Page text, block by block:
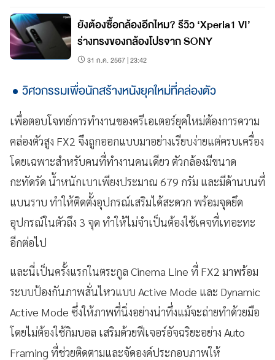
ยังต้องซื้อกล้องอีกไหม? รีวิว ‘Xperia1 VI’
ร่างทรงของกล้องโปรจาก SONY
31 ก.ค. 2567 | 23:42
วิศวกรรมเพื่อนักสร้างหนังยุคใหม่ที่คล่องตัว
เพื่อตอบโจทย์การทำงานของครีเอเตอร์ยุคใหม่ต้องการความ
คล่องตัวสูง FX2 จึงถูกออกแบบมาอย่างเรียบง่ายแต่ครบเครื่อง
โดยเฉพาะสำหรับคนที่ทำงานคนเดียว ตัวกล้องมีขนาด
กะทัดรัด น้ำหนักเบาเพียงประมาณ 679 กรัม และมีด้านบนที่
แบนราบ ทำให้ติดตั้งอุปกรณ์เสริมได้สะดวก พร้อมจุดยึด
อุปกรณ์ในตัวถึง 3 จุด ทำให้ไม่จำเป็นต้องใช้เคจที่เทอะทะ
อีกต่อไป
และนี่เป็นครั้งแรกในตระกูล Cinema Line ที่ FX2 มาพร้อม
ระบบป้องกันภาพสั่นไหวแบบ Active Mode และ Dynamic
Active Mode ซึ่งให้ภาพที่นิ่งอย่างน่าทึ่งแม้จะถ่ายทำด้วยมือ
โดยไม่ต้องใช้กิมบอล เสริมด้วยฟีเจอร์อัจฉริยะอย่าง Auto
Framing ที่ช่วยติดตามและจัดองค์ประกอบภาพให้